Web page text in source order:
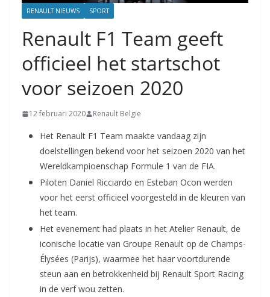
RENAULT NIEUWS SPORT
Renault F1 Team geeft
officieel het startschot
voor seizoen 2020
12 februari 2020 Renault Belgie
Het Renault F1 Team maakte vandaag zijn
doelstellingen bekend voor het seizoen 2020 van het
Wereldkampioenschap Formule 1 van de FIA.
Piloten Daniel Ricciardo en Esteban Ocon werden
voor het eerst officieel voorgesteld in de kleuren van
het team.
Het evenement had plaats in het Atelier Renault, de
iconische locatie van Groupe Renault op de Champs-
Élysées (Parijs), waarmee het haar voortdurende
steun aan en betrokkenheid bij Renault Sport Racing
in de verf wou zetten.